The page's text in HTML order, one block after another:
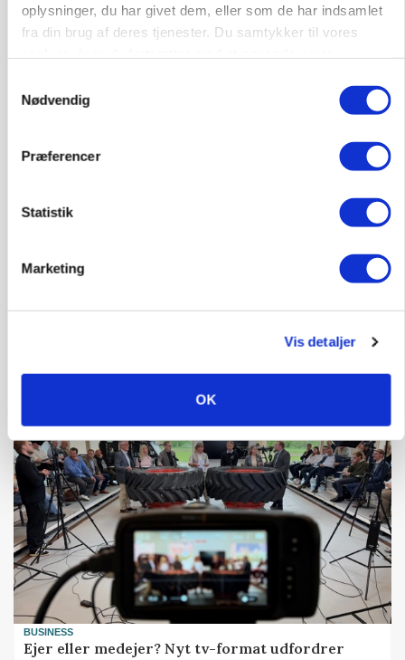
oplysninger, du har givet dem, eller som de har indsamlet
fra din brug af deres tjenester. Du samtykker til vores
Nødvendig
Præferencer
Statistik
Marketing
Vis detaljer
OK
Annonce
Loading...
MARKEDSFOKUS
BUSINESS
Ejer eller medejer? Nyt tv-format udfordrer